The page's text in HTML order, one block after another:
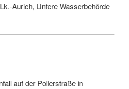
Aurich, Untere Wasserbehörde
auf der Pollerstraße in